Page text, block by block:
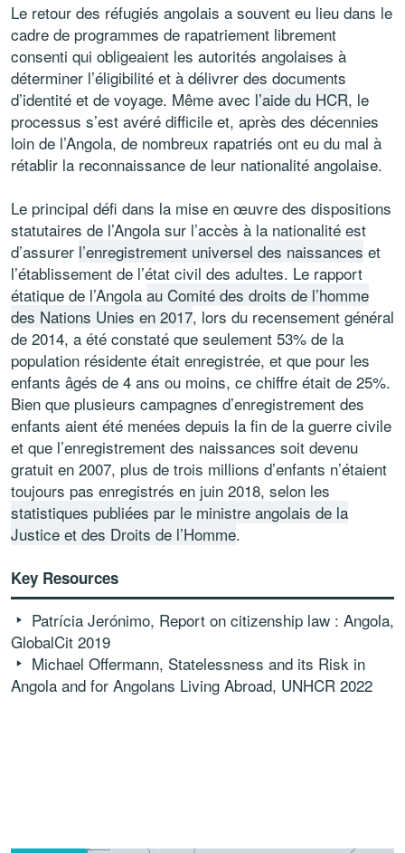
Le retour des réfugiés angolais a souvent eu lieu dans le
cadre de programmes de rapatriement librement
consenti qui obligeaient les autorités angolaises à
déterminer l’éligibilité et à délivrer des documents
d’identité et de voyage. Même avec l’aide du HCR, le
processus s’est avéré difficile et, après des décennies
loin de l’Angola, de nombreux rapatriés ont eu du mal à
rétablir la reconnaissance de leur nationalité angolaise.
Le principal défi dans la mise en œuvre des dispositions
statutaires de l’Angola sur l’accès à la nationalité est
d’assurer l’enregistrement universel des naissances et
l’établissement de l’état civil des adultes. Le rapport
étatique de l’Angola au Comité des droits de l’homme
des Nations Unies en 2017, lors du recensement général
de 2014, a été constaté que seulement 53% de la
population résidente était enregistrée, et que pour les
enfants âgés de 4 ans ou moins, ce chiffre était de 25%.
Bien que plusieurs campagnes d’enregistrement des
enfants aient été menées depuis la fin de la guerre civile
et que l’enregistrement des naissances soit devenu
gratuit en 2007, plus de trois millions d’enfants n’étaient
toujours pas enregistrés en juin 2018, selon les
statistiques publiées par le ministre angolais de la
Justice et des Droits de l’Homme.
Key Resources
Patrícia Jerónimo, Report on citizenship law : Angola,
GlobalCit 2019
Michael Offermann, Statelessness and its Risk in
Angola and for Angolans Living Abroad, UNHCR 2022